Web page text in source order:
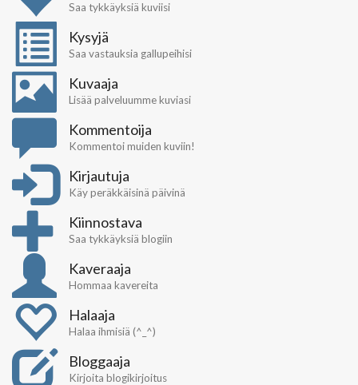
Saa tykkäyksiä kuviisi
Kysyjä
Saa vastauksia gallupeihisi
Kuvaaja
Lisää palveluumme kuviasi
Kommentoija
Kommentoi muiden kuviin!
Kirjautuja
Käy peräkkäisinä päivinä
Kiinnostava
Saa tykkäyksiä blogiin
Kaveraaja
Hommaa kavereita
Halaaja
Halaa ihmisiä (^_^)
Bloggaaja
Kirjoita blogikirjoitus